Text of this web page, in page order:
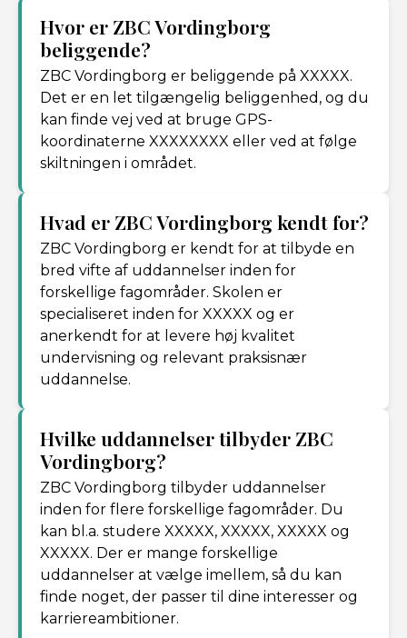
Hvor er ZBC Vordingborg
beliggende?
ZBC Vordingborg er beliggende på XXXXX.
Det er en let tilgængelig beliggenhed, og du
kan finde vej ved at bruge GPS-
koordinaterne XXXXXXXX eller ved at følge
skiltningen i området.
Hvad er ZBC Vordingborg kendt for?
ZBC Vordingborg er kendt for at tilbyde en
bred vifte af uddannelser inden for
forskellige fagområder. Skolen er
specialiseret inden for XXXXX og er
anerkendt for at levere høj kvalitet
undervisning og relevant praksisnær
uddannelse.
Hvilke uddannelser tilbyder ZBC
Vordingborg?
ZBC Vordingborg tilbyder uddannelser
inden for flere forskellige fagområder. Du
kan bl.a. studere XXXXX, XXXXX, XXXXX og
XXXXX. Der er mange forskellige
uddannelser at vælge imellem, så du kan
finde noget, der passer til dine interesser og
karriereambitioner.